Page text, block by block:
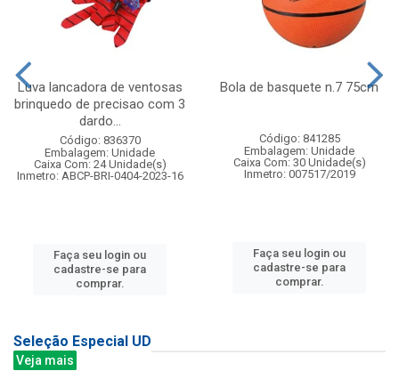
Luva lancadora de ventosas
brinquedo de precisao com 3
dardo...
Código: 836370
Embalagem: Unidade
Caixa Com: 24 Unidade(s)
Inmetro: ABCP-BRI-0404-2023-16
Faça seu login ou
cadastre-se para
comprar.
Bola de basquete n.7 75cm
Código: 841285
Embalagem: Unidade
Caixa Com: 30 Unidade(s)
Inmetro: 007517/2019
Faça seu login ou
cadastre-se para
comprar.
Seleção Especial UD
Veja mais